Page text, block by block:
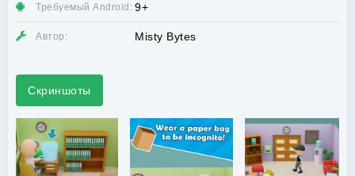
Требуемый Android: 9+
Автор: Misty Bytes
Скриншоты